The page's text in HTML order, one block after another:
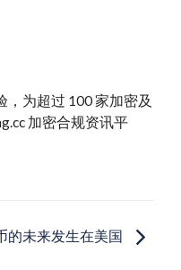
为超过 100 家加密及
加密合规资讯平
的未来发生在美国